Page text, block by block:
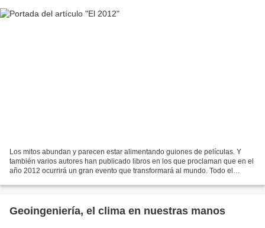
Los mitos abundan y parecen estar alimentando guiones de películas. Y
también varios autores han publicado libros en los que proclaman que en el
año 2012 ocurrirá un gran evento que transformará al mundo. Todo el
Geoingeniería, el clima en nuestras manos